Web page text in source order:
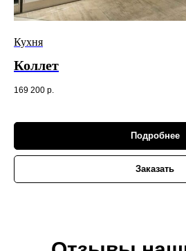
Кухня
Коллет
169 200 р.
Подробнее
Заказать